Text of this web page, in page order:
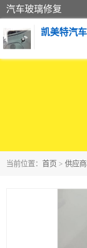
汽车玻璃修复
凯美特汽
当前位置： 首页 > 供应